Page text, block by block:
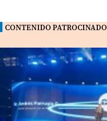
CONTENIDO PATROCINADO